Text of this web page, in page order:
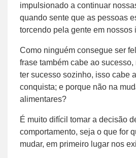
impulsionado a continuar
quando sente que as pessoas
torcendo pela gente em nossos
Como ninguém consegue ser
frase também cabe ao
ter sucesso sozinho, isso cabe
conquista; e porque não na
alimentares?
É muito difícil tomar a decisão
comportamento, seja o que for
mudar, em primeiro lugar nos